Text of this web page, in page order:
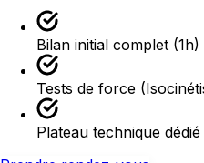
Bilan initial complet (1h)
Tests de force
Plateau technique dédié